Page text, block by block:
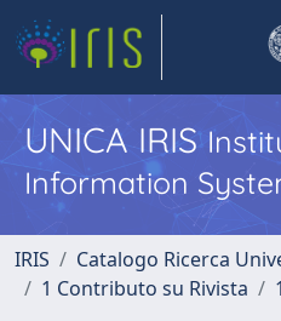
UNICA IRIS
Information
IRIS
Catalogo Ricerca
1 Contributo su Rivista